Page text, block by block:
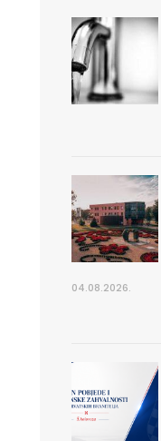
04.08.2026.